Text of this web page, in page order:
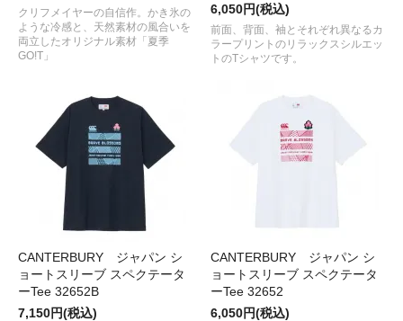
クリフメイヤーの自信作。かき氷の
ような冷感と、天然素材の風合いを
両立したオリジナル素材「夏季
GO!T」
6,050円(税込)
前面、背面、袖とそれぞれ異なるカ
ラープリントのリラックスシルエッ
トのTシャツです。
CANTERBURY ジャパン シ
ョートスリーブ スペクテータ
ーTee 32652B
7,150円(税込)
CANTERBURY ジャパン シ
ョートスリーブ スペクテータ
ーTee 32652
6,050円(税込)